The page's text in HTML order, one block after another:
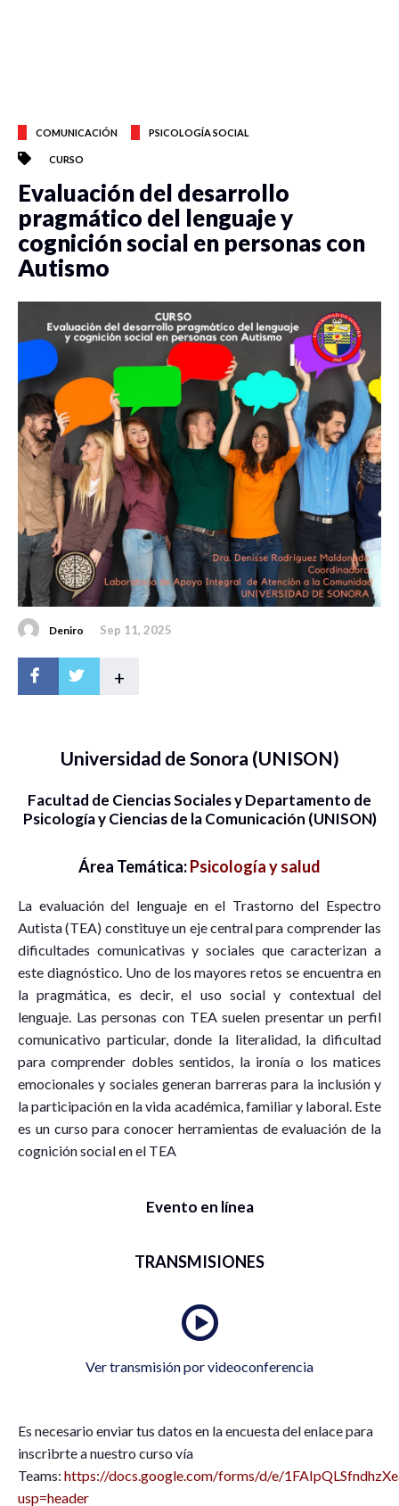
COMUNICACIÓN PSICOLOGÍA SOCIAL
CURSO
Evaluación del desarrollo
pragmático del lenguaje y
cognición social en personas con
Autismo
Deniro Sep 11, 2025
+
Universidad de Sonora (UNISON)
Facultad de Ciencias Sociales y Departamento de
Psicología y Ciencias de la Comunicación (UNISON)
Área Temática:Psicología y salud
La evaluación del lenguaje en el Trastorno del Espectro
Autista (TEA) constituye un eje central para comprender las
dificultades comunicativas y sociales que caracterizan a
este diagnóstico. Uno de los mayores retos se encuentra en
la pragmática, es decir, el uso social y contextual del
lenguaje. Las personas con TEA suelen presentar un perfil
comunicativo particular, donde la literalidad, la dificultad
para comprender dobles sentidos, la ironía o los matices
emocionales y sociales generan barreras para la inclusión y
la participación en la vida académica, familiar y laboral. Este
es un curso para conocer herramientas de evaluación de la
cognición social en el TEA
Evento en línea
TRANSMISIONES
Ver transmisión por videoconferencia
Es necesario enviar tus datos en la encuesta del enlace para
inscribrte a nuestro curso vía
Teams: https://docs.google.com/forms/d/e/
usp=header